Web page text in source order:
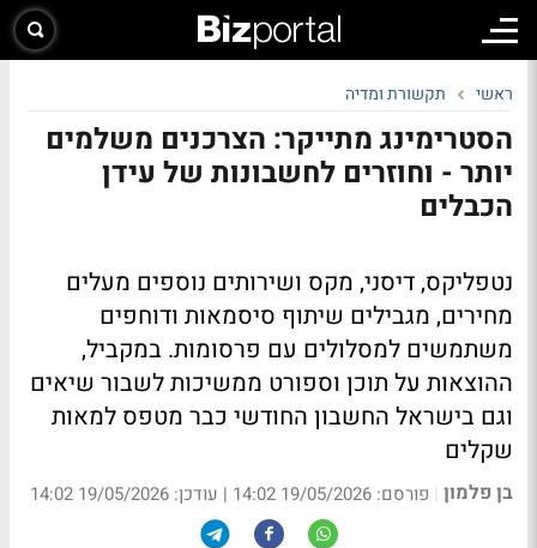
ראשי תקשורת ומדיה
הסטרימינג מתייקר: הצרכנים משלמים
יותר - וחוזרים לחשבונות של עידן
הכבלים
נטפליקס, דיסני, מקס ושירותים נוספים מעלים
מחירים, מגבילים שיתוף סיסמאות ודוחפים
משתמשים למסלולים עם פרסומות. במקביל,
ההוצאות על תוכן וספורט ממשיכות לשבור שיאים
וגם בישראל החשבון החודשי כבר מטפס למאות
שקלים
בן פלמון | פורסם: 19/05/2026 14:02 | עודכן: 19/05/2026 14:02